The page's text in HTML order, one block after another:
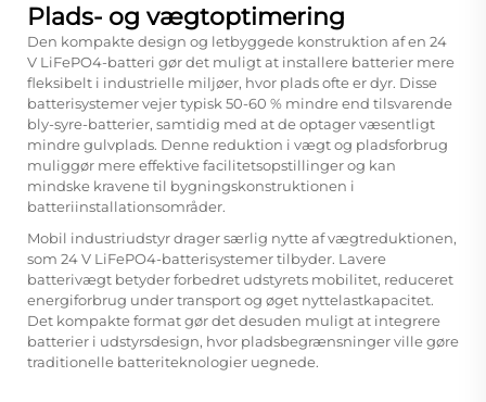
Plads- og vægtoptimering
Den kompakte design og letbyggede konstruktion af en 24
V LiFePO4-batteri gør det muligt at installere batterier mere
fleksibelt i industrielle miljøer, hvor plads ofte er dyr. Disse
batterisystemer vejer typisk 50-60 % mindre end tilsvarende
bly-syre-batterier, samtidig med at de optager væsentligt
mindre gulvplads. Denne reduktion i vægt og pladsforbrug
muliggør mere effektive facilitetsopstillinger og kan
mindske kravene til bygningskonstruktionen i
batteriinstallationsområder.
Mobil industriudstyr drager særlig nytte af vægtreduktionen,
som 24 V LiFePO4-batterisystemer tilbyder. Lavere
batterivægt betyder forbedret udstyrets mobilitet, reduceret
energiforbrug under transport og øget nyttelastkapacitet.
Det kompakte format gør det desuden muligt at integrere
batterier i udstyrsdesign, hvor pladsbegrænsninger ville gøre
traditionelle batteriteknologier uegnede.